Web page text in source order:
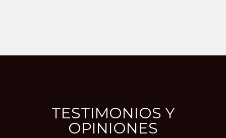
TESTIMONIOS Y
OPINIONES